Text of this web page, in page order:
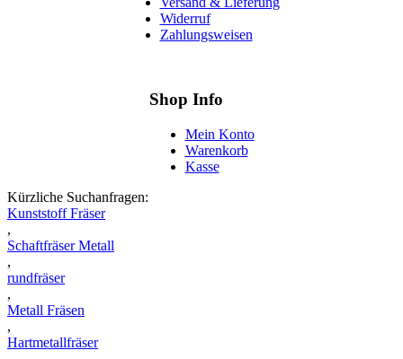
Widerruf
Zahlungsweisen
Shop Info
Mein Konto
Warenkorb
Kasse
Kürzliche Suchanfragen:
Kunststoff Fräser
,
Schaftfräser Metall
,
rundfräser
,
Metall Fräsen
,
Hartmetallfräser